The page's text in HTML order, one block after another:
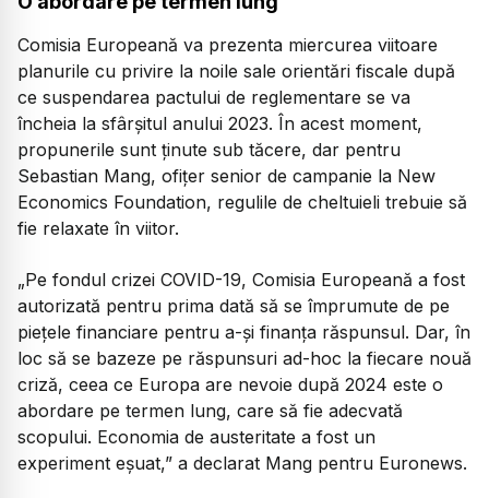
Comisia Europeană va prezenta miercurea viitoare
planurile cu privire la noile sale orientări fiscale după
ce suspendarea pactului de reglementare se va
încheia la sfârșitul anului 2023. În acest moment,
propunerile sunt ținute sub tăcere, dar pentru
Sebastian Mang, ofițer senior de campanie la New
Economics Foundation, regulile de cheltuieli trebuie să
fie relaxate în viitor.
„Pe fondul crizei COVID-19, Comisia Europeană a fost
autorizată pentru prima dată să se împrumute de pe
piețele financiare pentru a-și finanța răspunsul. Dar, în
loc să se bazeze pe răspunsuri ad-hoc la fiecare nouă
criză, ceea ce Europa are nevoie după 2024 este o
abordare pe termen lung, care să fie adecvată
scopului. Economia de austeritate a fost un
experiment eșuat,” a declarat Mang pentru Euronews.